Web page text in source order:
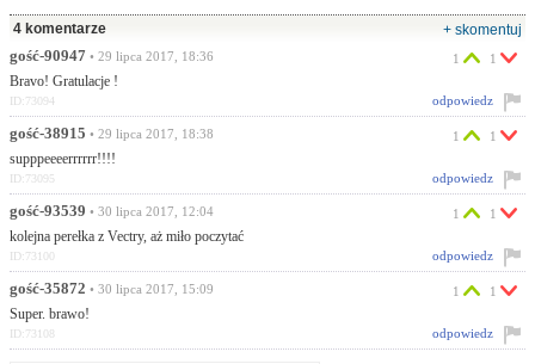
4 komentarze
+ skomentuj
gość-90947 • 29 lipca 2017, 18:36
Bravo! Gratulacje !
1 1
odpowiedz
ID:73094
gość-38915 • 29 lipca 2017, 18:38
supppeeeerrrrrr!!!!
1 1
odpowiedz
ID:73095
gość-93539 • 30 lipca 2017, 12:04
kolejna perełka z Vectry, aż miło poczytać
1 1
odpowiedz
ID:73100
gość-35872 • 30 lipca 2017, 15:09
Super. brawo!
1 1
odpowiedz
ID:73108